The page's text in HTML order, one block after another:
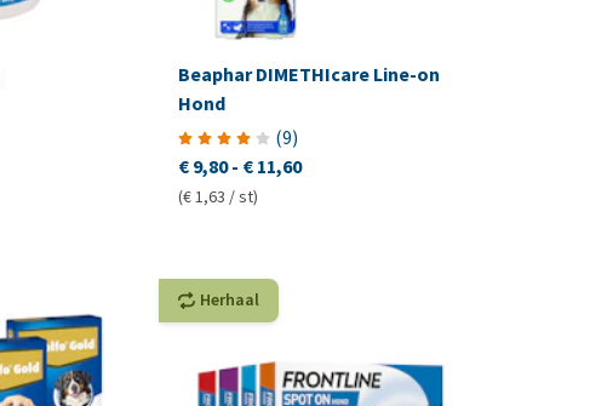
Beaphar DIMETHIcare Line-on
Hond
(9)
€ 9,80- € 11,60
(€ 1,63 / st)
Herhaal